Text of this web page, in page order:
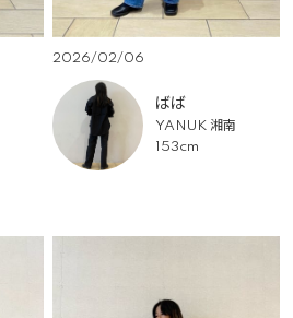
2026/02/06
ばば
YANUK 湘南
153cm